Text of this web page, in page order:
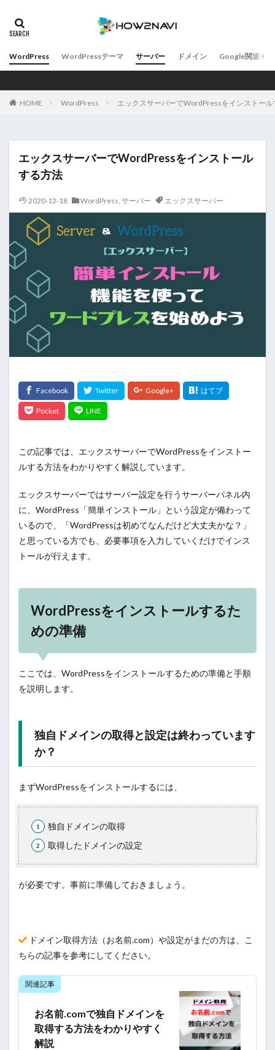
WordPress WordPressテーマ サーバー ドメイン Google関連
HOME WordPress エックスサーバーでWordPressをインストール
エックスサーバーでWordPressをインストール
する方法
2020-12-18 WordPress, サーバー エックスサーバー
この記事では、エックスサーバーでWordPressをインストー
ルする方法をわかりやすく解説しています。
エックスサーバーではサーバー設定を行うサーバーパネル内
に、WordPress「簡単インストール」という設定が備わって
いるので、「WordPressは初めてなんだけど大丈夫かな？」
と思っている方でも、必要事項を入力していくだけでインス
トールが行えます。
WordPressをインストールするた
めの準備
ここでは、WordPressをインストールするための準備と手順
を説明します。
独自ドメインの取得と設定は終わっています
か？
まずWordPressをインストールするには、
独自ドメインの取得
取得したドメインの設定
が必要です。事前に準備しておきましょう。
ドメイン取得方法（お名前.com）や設定がまだの方は、こ
ちらの記事を参考にしてください。
関連記事
お名前.comで独自ドメインを
取得する方法をわかりやすく
解説